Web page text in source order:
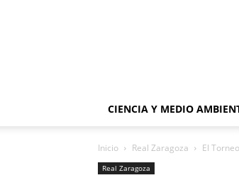
CIENCIA Y MEDIO
Inicio Real Zaragoza El
Real Zaragoza